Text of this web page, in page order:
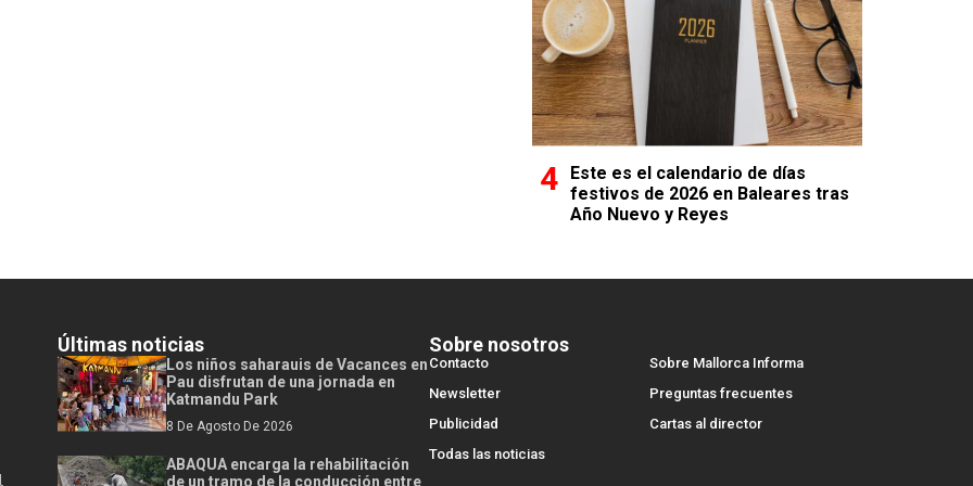
Este es el calendario de días
festivos de 2026 en Baleares tras
Año Nuevo y Reyes
Últimas noticias
Los niños saharauis de Vacances en
Pau disfrutan de una jornada en
Katmandu Park
8 De Agosto De 2026
ABAQUA encarga la rehabilitación
de un tramo de la conducción entre
Sobre nosotros
Contacto
Sobre Mallorca Informa
Newsletter
Preguntas frecuentes
Publicidad
Cartas al director
Todas las noticias